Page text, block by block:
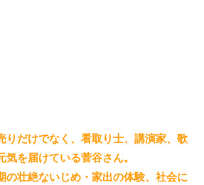
りだけでなく、看取り士、講演家、歌
を届けている菅谷さん。
の壮絶ないじめ・家出の体験、社会に